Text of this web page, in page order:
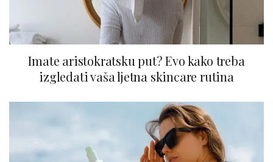
Imate aristokratsku put? Evo kako treba
izgledati vaša ljetna skincare rutina